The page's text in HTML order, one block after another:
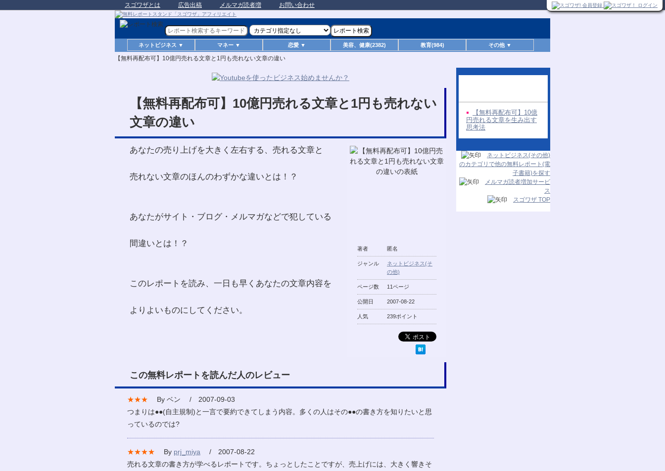
スゴワザとは 広告出稿 メルマガ読者増 お問い合わせ
ネットビジネス ▼ マネー ▼ 恋愛 ▼ 美容、健康(2382) 教育(984) その他 ▼
【無料再配布可】10億円売れる文章と1円も売れない文章の違い
【無料再配布可】10億円売れる文章と1円も売れない
文章の違い
著者 匿名
ジャンル
ネットビジネス(そ
の他)
ページ数 11ページ
公開日 2007-08-22
人気 239ポイント
あなたの売り上げを大きく左右する、売れる文章と
売れない文章のほんのわずかな違いとは！？
あなたがサイト・ブログ・メルマガなどで犯している
間違いとは！？
このレポートを読み、一日も早くあなたの文章内容を
よりよいものにしてください。
この無料レポートを読んだ人のレビュー
★★★
By ベン / 2007-09-03
つまりは●●(自主規制)と一言で要約できてしまう内容。多くの人はその●●の書き方を知りたいと思
っているのでは?
★★★★ By prj_miya / 2007-08-22
売れる文章の書き方が学べるレポートです。ちょっとしたことですが、売上げには、大きく響きそ
【無料再配布可】10億
円売れる文章を生み出す
思考法
ネットビジネス(その他)
のカテゴリで他の無料レポート(電
子書籍)を探す
メルマガ読者増加サービ
ス
スゴワザ TOP